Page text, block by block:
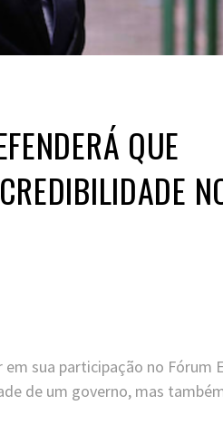
QUE
sua participação no Fórum
de um governo, mas